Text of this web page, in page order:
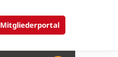
Mitgliederportal